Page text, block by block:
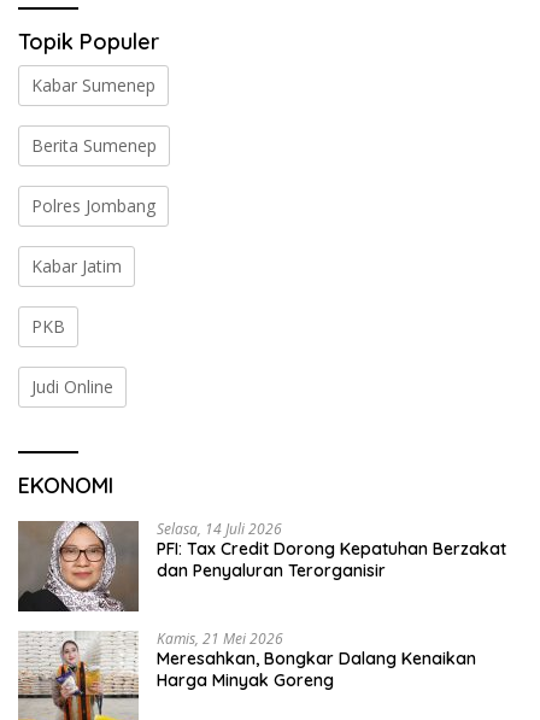
Topik Populer
Kabar Sumenep
Berita Sumenep
Polres Jombang
Kabar Jatim
PKB
Judi Online
EKONOMI
Selasa, 14 Juli 2026
PFI: Tax Credit Dorong Kepatuhan Berzakat
dan Penyaluran Terorganisir
Kamis, 21 Mei 2026
Meresahkan, Bongkar Dalang Kenaikan
Harga Minyak Goreng